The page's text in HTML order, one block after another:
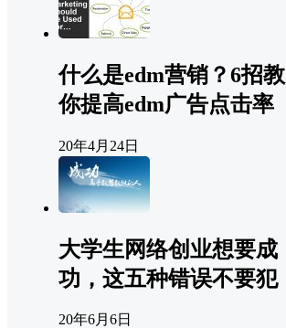
什么是edm营销？6招教
你提高edm广告点击率
20年4月24日
大学生网络创业想要成
功，这五种错误不要犯
20年6月6日